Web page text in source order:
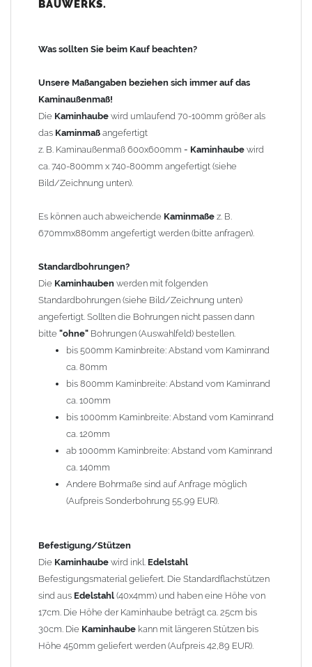
100mm
120mm
140mm
Andere Bohrmaße sind auf Anfrage möglich (Aufpreis
Sonderbohrung 55,99 EUR).
Befestigung/Stützen
Kaminhaubewird inkl. EdelstahlBefestigungsmaterial
geliefert. Die Standardflachstützen sind aus
beträgt ca. 25cm bis 30cm. DieKaminhaubekann mit längeren
Stützen bis Höhe 450mm geliefert werden (Aufpreis 42,89 EUR).
Kaminkopfabdeckung
Kaminhaubewirdohne Kaminkopfabdeckung
Kaminkopfabdeckungenfinden Sie unter "Kaminabdeckung
Es stehen insgesamt 20 verschiedene Typen zur Auswahl. Bitte
Auswahlfeldangeben.
Standardhauben siehe Auswahlfeld: 01 Haus,03 Welle
(unser Topseller)
Laube, 13 Schwalbe, 14 Sattel Welle, 15 Welle 90° gedreht,
17 Dach, 18 Plafond 2, 19 S-Line, 20 Pult
Typ 07 (Welle hoch) und 08 (Doppel Welle) haben einen
Aufpreis von 20% (bitte anfragen - Bestellung nicht über
Shop möglich).
Die Typen 02 (Bogen), 06 (Krempe), 09 (Pagode), 10
1,5mm hergestellt (Preis auf Anfrage = ca. 2-3-fache vom
1,5mm Standardpreis)
allgemeine Informationen:
Ab einer Kaminlängevon 1200mm werden 6
Kaminstützengeliefert.
Bei der Kombination mitWetterfahneundKaminbreite
BAUWERKS.
Was sollten Sie beim Kauf beachten?
Unsere Maßangaben beziehen sich immer auf das
Kaminaußenmaß!
Die Kaminhaube wird umlaufend 70-100mm größer als
das Kaminmaß angefertigt
z. B. Kaminaußenmaß 600x600mm = Kaminhaube wird
ca. 740-800mm x 740-800mm angefertigt (siehe
Bild/Zeichnung unten).
Es können auch abweichende Kaminmaße z. B.
670mmx880mm angefertigt werden (bitte anfragen).
Standardbohrungen?
Die Kaminhauben werden mit folgenden
Standardbohrungen (siehe Bild/Zeichnung unten)
angefertigt. Sollten die Bohrungen nicht passen dann
bitte "ohne" Bohrungen (Auswahlfeld) bestellen.
bis 500mm Kaminbreite: Abstand vom Kaminrand
ca. 80mm
bis 800mm Kaminbreite: Abstand vom Kaminrand
ca. 100mm
bis 1000mm Kaminbreite: Abstand vom Kaminrand
ca. 120mm
ab 1000mm Kaminbreite: Abstand vom Kaminrand
ca. 140mm
Andere Bohrmaße sind auf Anfrage möglich
(Aufpreis Sonderbohrung 55,99 EUR).
Befestigung/Stützen
Die Kaminhaube wird inkl. Edelstahl
Befestigungsmaterial geliefert. Die Standardflachstützen
sind aus Edelstahl (40x4mm) und haben eine Höhe von
17cm. Die Höhe der Kaminhaube beträgt ca. 25cm bis
30cm. Die Kaminhaube kann mit längeren Stützen bis
Höhe 450mm geliefert werden (Aufpreis 42,89 EUR).